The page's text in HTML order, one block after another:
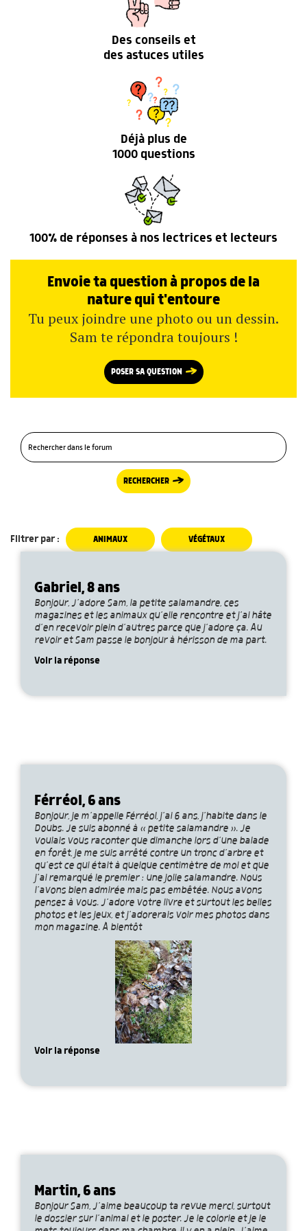
Des conseils et
des astuces utiles
Déjà plus de
1000 questions
100% de réponses à nos lectrices et lecteurs
Envoie ta question à propos de la
nature qui t'entoure
Tu peux joindre une photo ou un dessin.
Sam te répondra toujours !
POSER SA QUESTION
RECHERCHER
Filtrer par : ANIMAUX VÉGÉTAUX
Gabriel, 8 ans
Bonjour, J’adore Sam, la petite salamandre, ces
magazines et les animaux qu’elle rencontre et j’ai hâte
d’en recevoir plein d’autres parce que j’adore ça. Au
revoir et Sam passe le bonjour à hérisson de ma part.
Voir la réponse
Férréol, 6 ans
Bonjour, je m’appelle Férréol, j’ai 6 ans, j’habite dans le
Doubs. Je suis abonné à « petite salamandre ». Je
voulais vous raconter que dimanche lors d’une balade
en forêt, je me suis arrêté contre un tronc d’arbre et
qu’est ce qui était à quelque centimètre de moi et que
j’ai remarqué le premier : une jolie salamandre. Nous
l’avons bien admirée mais pas embêtée. Nous avons
pensez à vous. J’adore votre livre et surtout les belles
photos et les jeux, et j’adorerais voir mes photos dans
mon magazine. À bientôt
Voir la réponse
Martin, 6 ans
Bonjour Sam, J’aime beaucoup ta revue merci, surtout
le dossier sur l’animal et le poster. Je le colorie et je le